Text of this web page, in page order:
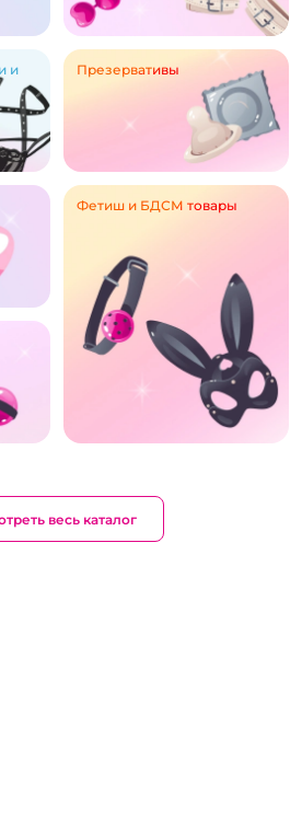
и
Презервативы
Фетиш и БДСМ товары
весь каталог